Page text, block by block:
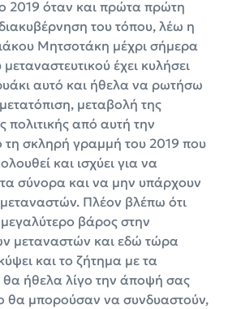
2019 όταν και πρώτα πρώτη
του τόπου, λέω η
Μητσοτάκη μέχρι σήμερα
έχει κυλήσει
αυτό και ήθελα να ρωτήσω
μεταβολή της
πολιτικής από αυτή την
τη σκληρή γραμμή του 2019 που
και ισχύει για να
σύνορα και να μην υπάρχουν
Πλέον βλέπω ότι
μεγαλύτερο βάρος στην
μεταναστών και εδώ τώρα
και το ζήτημα με τα
θα ήθελα λίγο την άποψή σας
θα μπορούσαν να συνδυαστούν,